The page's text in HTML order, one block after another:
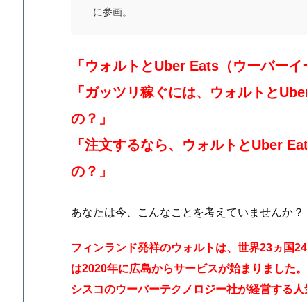
に参画。
「ウォルトとUber Eats（ウーバー
「ガッツリ稼ぐには、ウォルトと
の？」
「注文するなら、ウォルトとUber
の？」
あなたは今、こんなことを考えていませんか？
フィンランド発祥のウォルトは、世界23ヵ国
は2020年に広島からサービスが始まりました
シスコのウーバーテクノロジー社が経営する